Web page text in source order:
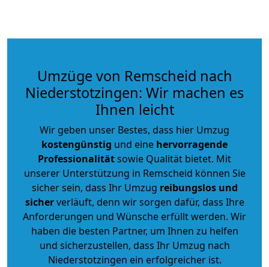
Umzüge von Remscheid nach
Niederstotzingen: Wir machen es
Ihnen leicht
Wir geben unser Bestes, dass hier Umzug
kostengünstig und eine hervorragende
Professionalitätsowie Qualität bietet. Mit
unserer Unterstützung in Remscheid können Sie
sicher sein, dass Ihr Umzug reibungslos und
sicherverläuft, denn wir sorgen dafür, dass Ihre
Anforderungen und Wünsche erfüllt werden. Wir
haben die besten Partner, um Ihnen zu helfen
und sicherzustellen, dass Ihr Umzug nach
Niederstotzingen ein erfolgreicher ist.